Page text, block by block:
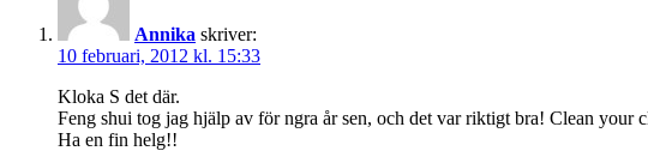
Annika skriver:
10 februari, 2012 kl. 15:33
Kloka S det där.
Feng shui tog jag hjälp av för ngra år sen, och det var riktigt bra! Clean your
Ha en fin helg!!